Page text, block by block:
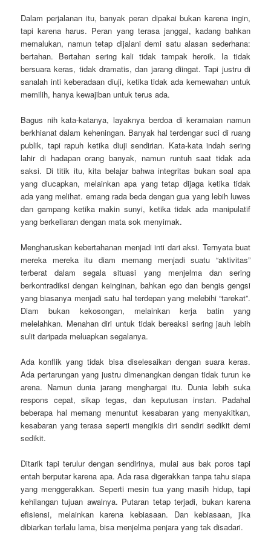
Dalam perjalanan itu, banyak peran dipakai bukan karena ingin,
tapi karena harus. Peran yang terasa janggal, kadang bahkan
memalukan, namun tetap dijalani demi satu alasan sederhana:
bertahan. Bertahan sering kali tidak tampak heroik. Ia tidak
bersuara keras, tidak dramatis, dan jarang diingat. Tapi justru di
sanalah inti keberadaan diuji, ketika tidak ada kemewahan untuk
memilih, hanya kewajiban untuk terus ada.
Bagus nih kata-katanya, layaknya berdoa di keramaian namun
berkhianat dalam keheningan. Banyak hal terdengar suci di ruang
publik, tapi rapuh ketika diuji sendirian. Kata-kata indah sering
lahir di hadapan orang banyak, namun runtuh saat tidak ada
saksi. Di titik itu, kita belajar bahwa integritas bukan soal apa
yang diucapkan, melainkan apa yang tetap dijaga ketika tidak
ada yang melihat. emang rada beda dengan gua yang lebih luwes
dan gampang ketika makin sunyi, ketika tidak ada manipulatif
yang berkeliaran dengan mata sok menyimak.
Mengharuskan kebertahanan menjadi inti dari aksi. Ternyata buat
mereka mereka itu diam memang menjadi suatu “aktivitas”
terberat dalam segala situasi yang menjelma dan sering
berkontradiksi dengan keinginan, bahkan ego dan bengis gengsi
yang biasanya menjadi satu hal terdepan yang melebihi “tarekat”.
Diam bukan kekosongan, melainkan kerja batin yang
melelahkan. Menahan diri untuk tidak bereaksi sering jauh lebih
sulit daripada meluapkan segalanya.
Ada konflik yang tidak bisa diselesaikan dengan suara keras.
Ada pertarungan yang justru dimenangkan dengan tidak turun ke
arena. Namun dunia jarang menghargai itu. Dunia lebih suka
respons cepat, sikap tegas, dan keputusan instan. Padahal
beberapa hal memang menuntut kesabaran yang menyakitkan,
kesabaran yang terasa seperti mengikis diri sendiri sedikit demi
sedikit.
Ditarik tapi terulur dengan sendirinya, mulai aus bak poros tapi
entah berputar karena apa. Ada rasa digerakkan tanpa tahu siapa
yang menggerakkan. Seperti mesin tua yang masih hidup, tapi
kehilangan tujuan awalnya. Putaran tetap terjadi, bukan karena
efisiensi, melainkan karena kebiasaan. Dan kebiasaan, jika
dibiarkan terlalu lama, bisa menjelma penjara yang tak disadari.